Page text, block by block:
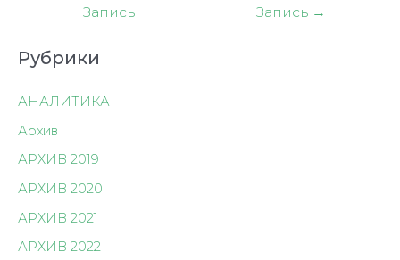
Запись Запись →
Рубрики
АНАЛИТИКА
Архив
АРХИВ 2019
АРХИВ 2020
АРХИВ 2021
АРХИВ 2022